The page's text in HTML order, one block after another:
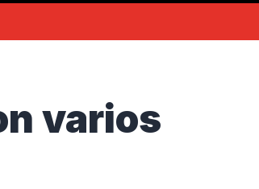
varios